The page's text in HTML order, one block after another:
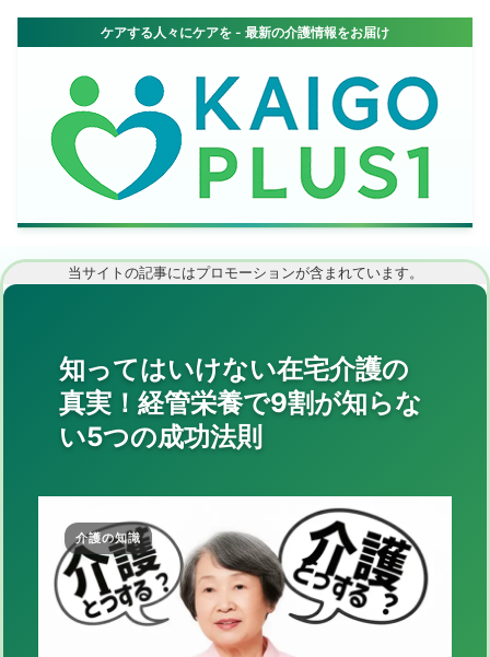
当サイトの記事にはプロモーションが含まれています。
知ってはいけない在宅介護の
真実！経管栄養で9割が知らな
い5つの成功法則
介護の知識